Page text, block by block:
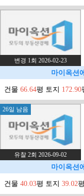
변경 1회 2026-02-23
마이옥션
건물 66.64평 토지 172.90
26일 남음
유찰 2회 2026-09-02
마이옥션
건물 40.03평 토지 39.02평